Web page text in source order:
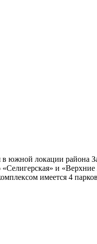
южной локации района
«Селигерская» и
имеется 4